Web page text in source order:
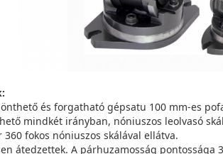
és forgatható gépsatu 100 mm-es
mindkét irányban, nóniuszos leolvasó
fokos nóniuszos skálával ellátva.
átedzettek. A párhuzamosság pontossága